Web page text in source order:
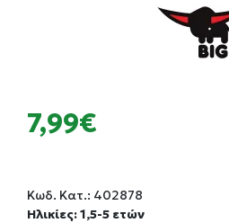
7,99€
Κωδ. Κατ.: 402878
Ηλικίες: 1,5-5 ετών